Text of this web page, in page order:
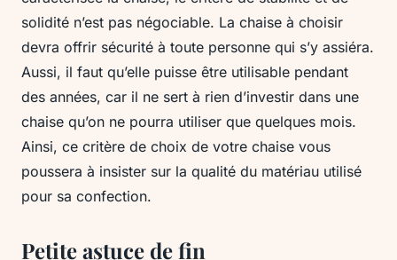
solidité n’est pas négociable. La chaise à choisir
devra offrir sécurité à toute personne qui s’y assiéra.
Aussi, il faut qu’elle puisse être utilisable pendant
des années, car il ne sert à rien d’investir dans une
chaise qu’on ne pourra utiliser que quelques mois.
Ainsi, ce critère de choix de votre chaise vous
poussera à insister sur la qualité du matériau utilisé
pour sa confection.
Petite astuce de fin